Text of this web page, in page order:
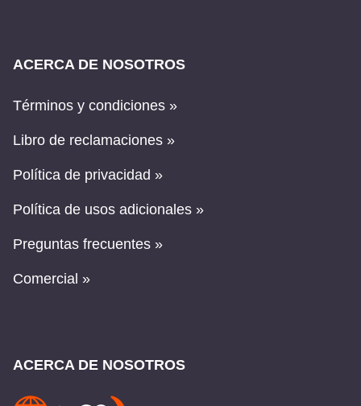
ACERCA DE NOSOTROS
Términos y condiciones »
Libro de reclamaciones »
Política de privacidad »
Política de usos adicionales »
Preguntas frecuentes »
Comercial »
ACERCA DE NOSOTROS